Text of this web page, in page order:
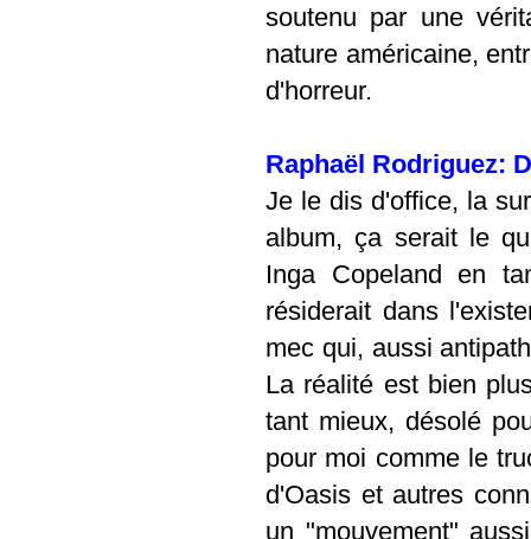
soutenu par une
nature américaine,
d'horreur.
Raphaël Rodriguez:
Je le dis d'office, la
album, ça serait le
Inga Copeland en
résiderait dans
mec qui, aussi
La réalité est bien
tant mieux, désolé
pour moi comme le
d'Oasis et autres
un "mouvement"